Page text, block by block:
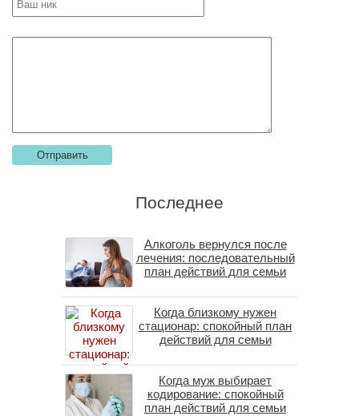
Последнее
Алкоголь вернулся после
лечения: последовательный
план действий для семьи
Когда близкому нужен
стационар: спокойный план
действий для семьи
Когда муж выбирает
кодирование: спокойный
план действий для семьи